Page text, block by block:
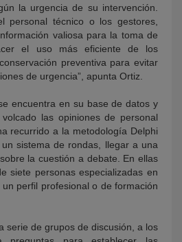
la urgencia de su intervención.
personal técnico o los gestores,
valiosa para la toma de
el uso más eficiente de los
preventiva para evitar
de urgencia”, apunta Ortiz.
encuentra en su base de datos y
las opiniones de personal
recurrido a la metodología Delphi
sistema de rondas, llegar a una
la cuestión a debate. En ellas
siete personas especializadas en
perfil profesional o de formación
serie de grupos de discusión, a los